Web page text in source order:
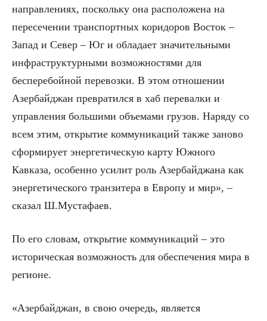
направлениях, поскольку она расположена на
пересечении транспортных коридоров Восток –
Запад и Север – Юг и обладает значительными
инфраструктурными возможностями для
бесперебойной перевозки. В этом отношении
Азербайджан превратился в хаб перевалки и
управления большими объемами грузов. Наряду со
всем этим, открытие коммуникаций также заново
сформирует энергетическую карту Южного
Кавказа, особенно усилит роль Азербайджана как
энергетического транзитера в Европу и мир», –
сказал Ш.Мустафаев.
По его словам, открытие коммуникаций – это
историческая возможность для обеспечения мира в
регионе.
«Азербайджан, в свою очередь, является